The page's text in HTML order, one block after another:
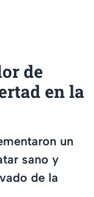
de
en la
un
sano y
de la